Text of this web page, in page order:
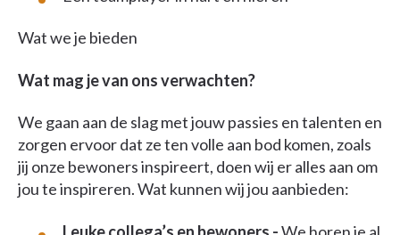
Wat we je bieden
Wat mag je van ons verwachten?
We gaan aan de slag met jouw passies en talenten en
zorgen ervoor dat ze ten volle aan bod komen, zoals
jij onze bewoners inspireert, doen wij er alles aan om
jou te inspireren. Wat kunnen wij jou aanbieden: